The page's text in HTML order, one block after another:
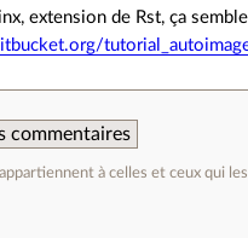
extension de Rst, ça
commentaires
à celles et ceux qui